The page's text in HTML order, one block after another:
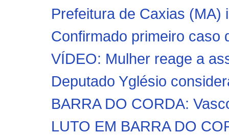
Prefeitura de Caxias (MA)
Confirmado primeiro caso
VÍDEO: Mulher reage a
Deputado Yglésio
BARRA DO CORDA:
LUTO EM BARRA DO